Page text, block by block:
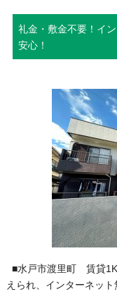
礼金・敷金不要！イ
安心！
■水戸市渡里町 賃貸
えられ、インターネッ